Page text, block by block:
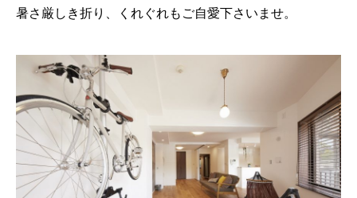
暑さ厳しき折り、くれぐれもご自愛下さいませ。